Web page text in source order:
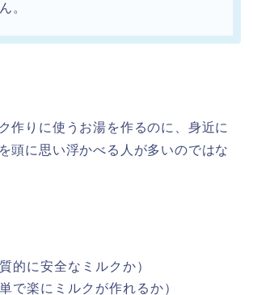
。
作りに使うお湯を作るのに、身近に
頭に思い浮かべる人が多いのではな
的に安全なミルクか）
で楽にミルクが作れるか）